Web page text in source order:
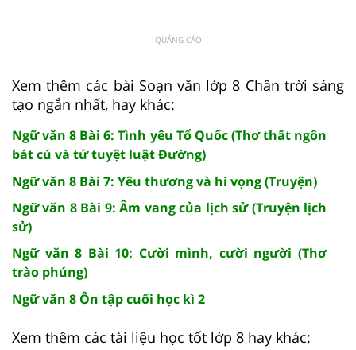
QUẢNG CÁO
Xem thêm các bài Soạn văn lớp 8 Chân trời sáng
tạo ngắn nhất, hay khác:
Ngữ văn 8 Bài 6: Tình yêu Tổ Quốc (Thơ thất ngôn
bát cú và tứ tuyệt luật Đường)
Ngữ văn 8 Bài 7: Yêu thương và hi vọng (Truyện)
Ngữ văn 8 Bài 9: Âm vang của lịch sử (Truyện lịch
sử)
Ngữ văn 8 Bài 10: Cười mình, cười người (Thơ
trào phúng)
Ngữ văn 8 Ôn tập cuối học kì 2
Xem thêm các tài liệu học tốt lớp 8 hay khác: